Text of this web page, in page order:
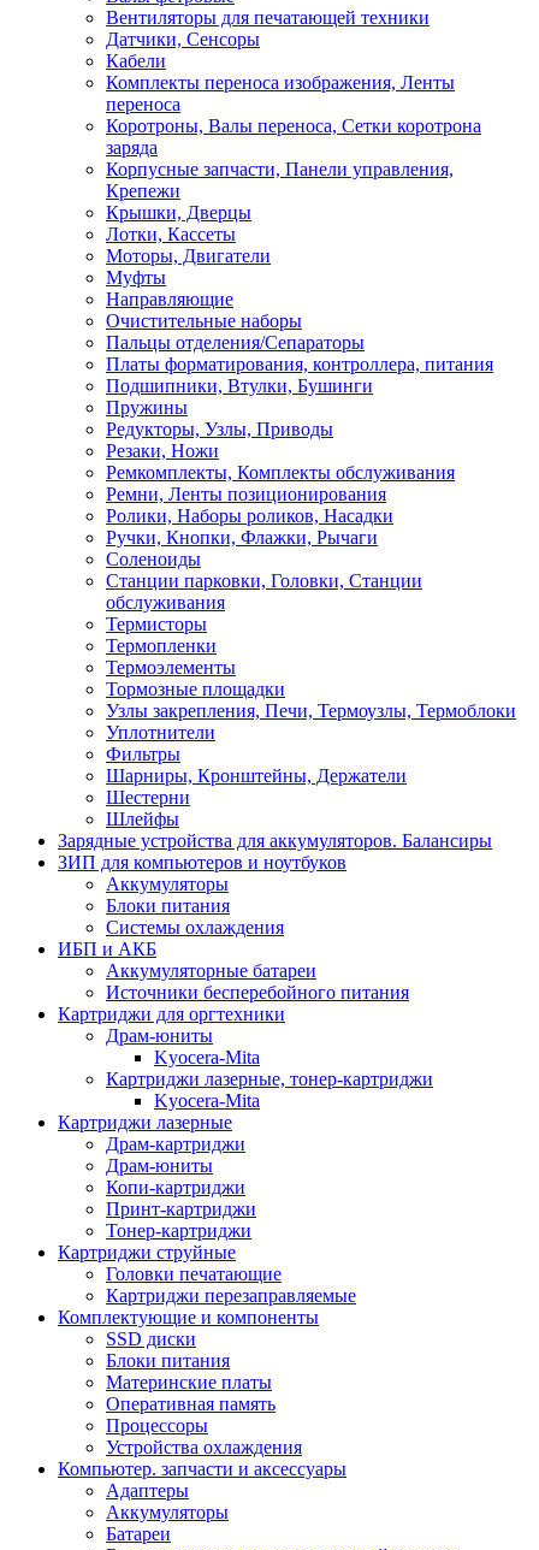
Вентиляторы для печатающей техники
Датчики, Сенсоры
Кабели
Комплекты переноса изображения, Ленты
переноса
Коротроны, Валы переноса, Сетки коротрона
заряда
Корпусные запчасти, Панели управления,
Крепежи
Крышки, Дверцы
Лотки, Кассеты
Моторы, Двигатели
Муфты
Направляющие
Очистительные наборы
Пальцы отделения/Сепараторы
Платы форматирования, контроллера, питания
Подшипники, Втулки, Бушинги
Пружины
Редукторы, Узлы, Приводы
Резаки, Ножи
Ремкомплекты, Комплекты обслуживания
Ремни, Ленты позиционирования
Ролики, Наборы роликов, Насадки
Ручки, Кнопки, Флажки, Рычаги
Соленоиды
Станции парковки, Головки, Станции
обслуживания
Термисторы
Термопленки
Термоэлементы
Тормозные площадки
Узлы закрепления, Печи, Термоузлы, Термоблоки
Уплотнители
Фильтры
Шарниры, Кронштейны, Держатели
Шестерни
Шлейфы
Зарядные устройства для аккумуляторов. Балансиры
ЗИП для компьютеров и ноутбуков
Аккумуляторы
Блоки питания
Системы охлаждения
ИБП и АКБ
Аккумуляторные батареи
Источники бесперебойного питания
Картриджи для оргтехники
Драм-юниты
Kyocera-Mita
Картриджи лазерные, тонер-картриджи
Kyocera-Mita
Картриджи лазерные
Драм-картриджи
Драм-юниты
Копи-картриджи
Принт-картриджи
Тонер-картриджи
Картриджи струйные
Головки печатающие
Картриджи перезаправляемые
Комплектующие и компоненты
SSD диски
Блоки питания
Материнские платы
Оперативная память
Процессоры
Устройства охлаждения
Компьютер. запчасти и аксессуары
Адаптеры
Аккумуляторы
Батареи